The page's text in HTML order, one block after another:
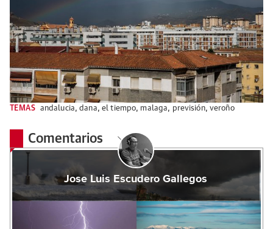
TEMAS andalucia,dana,el tiempo, malaga, previsión, veroño
Comentarios
Jose Luis Escudero Gallegos